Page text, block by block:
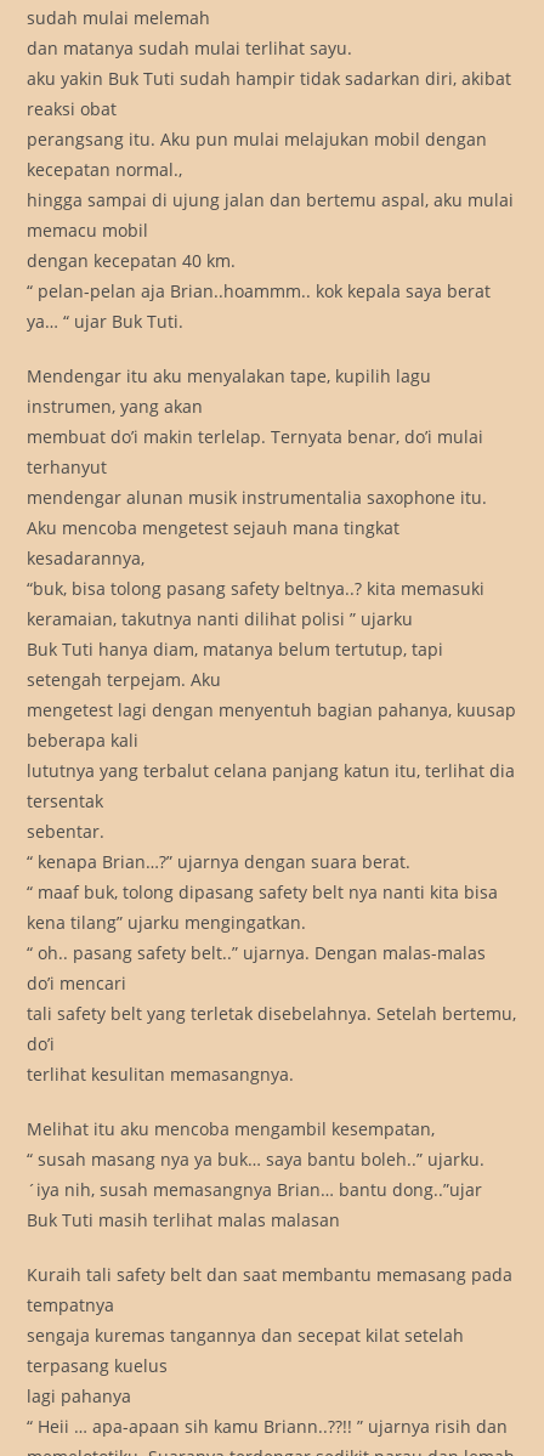
sudah mulai melemah
dan matanya sudah mulai terlihat sayu.
aku yakin Buk Tuti sudah hampir tidak sadarkan diri, akibat
reaksi obat
perangsang itu. Aku pun mulai melajukan mobil dengan
kecepatan normal.,
hingga sampai di ujung jalan dan bertemu aspal, aku mulai
memacu mobil
dengan kecepatan 40 km.
“ pelan-pelan aja Brian..hoammm.. kok kepala saya berat
ya… “ ujar Buk Tuti.
Mendengar itu aku menyalakan tape, kupilih lagu
instrumen, yang akan
membuat do’i makin terlelap. Ternyata benar, do’i mulai
terhanyut
mendengar alunan musik instrumentalia saxophone itu.
Aku mencoba mengetest sejauh mana tingkat
kesadarannya,
“buk, bisa tolong pasang safety beltnya..? kita memasuki
keramaian, takutnya nanti dilihat polisi ” ujarku
Buk Tuti hanya diam, matanya belum tertutup, tapi
setengah terpejam. Aku
mengetest lagi dengan menyentuh bagian pahanya, kuusap
beberapa kali
lututnya yang terbalut celana panjang katun itu, terlihat dia
tersentak
sebentar.
“ kenapa Brian…?” ujarnya dengan suara berat.
“ maaf buk, tolong dipasang safety belt nya nanti kita bisa
kena tilang” ujarku mengingatkan.
“ oh.. pasang safety belt..” ujarnya. Dengan malas-malas
do’i mencari
tali safety belt yang terletak disebelahnya. Setelah bertemu,
do’i
terlihat kesulitan memasangnya.
Melihat itu aku mencoba mengambil kesempatan,
“ susah masang nya ya buk… saya bantu boleh..” ujarku.
´iya nih, susah memasangnya Brian… bantu dong..”ujar
Buk Tuti masih terlihat malas malasan
Kuraih tali safety belt dan saat membantu memasang pada
tempatnya
sengaja kuremas tangannya dan secepat kilat setelah
terpasang kuelus
lagi pahanya
“ Heii … apa-apaan sih kamu Briann..??!! ” ujarnya risih dan